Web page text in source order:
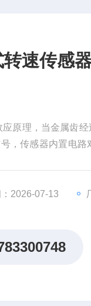
速传感
原理，当金属齿
，传感器内置电
2026-07-13